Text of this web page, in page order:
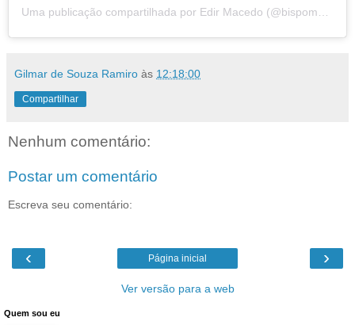
Uma publicação compartilhada por Edir Macedo (@bispomacedo)
Gilmar de Souza Ramiro às 12:18:00
Compartilhar
Nenhum comentário:
Postar um comentário
Escreva seu comentário:
‹ ›
Página inicial
Ver versão para a web
Quem sou eu